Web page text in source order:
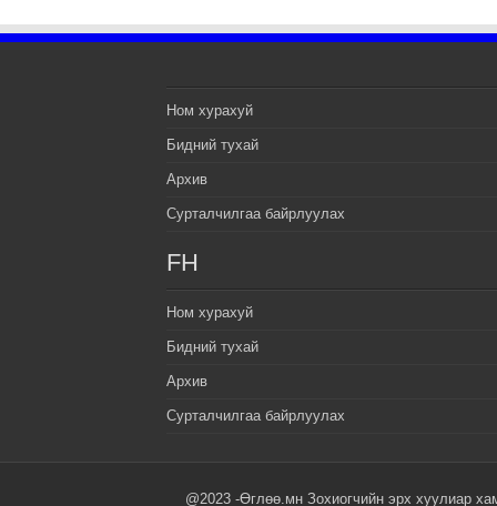
Ном хурахуй
Бидний тухай
Архив
Сурталчилгаа байрлуулах
FH
Ном хурахуй
Бидний тухай
Архив
Сурталчилгаа байрлуулах
@2023 -Өглөө.мн Зохиогчийн эрх хуулиар